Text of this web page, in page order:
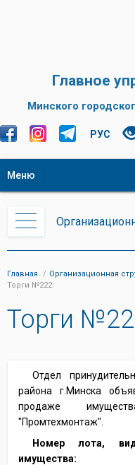
Главное
Минского
РУС
Меню
Главная Организационная
Торги №222
Торги
Отдел
района г.Минска
продаже
"Промтехмонтаж".
Номер лота,
имущества: